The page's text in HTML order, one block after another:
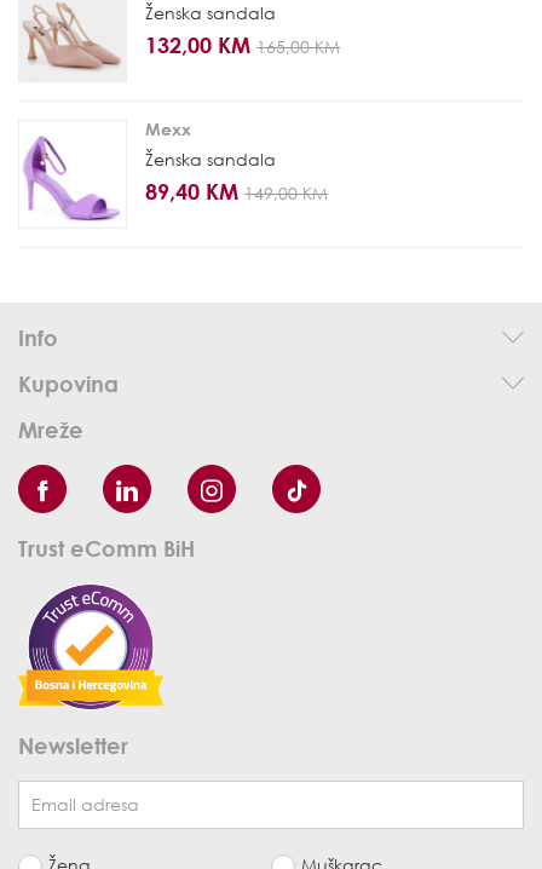
Ženska sandala
132,00 KM 165,00 KM
Mexx
Ženska sandala
89,40 KM 149,00 KM
Info
Kupovina
Mreže
Trust eComm BiH
Newsletter
Žena Muškarac